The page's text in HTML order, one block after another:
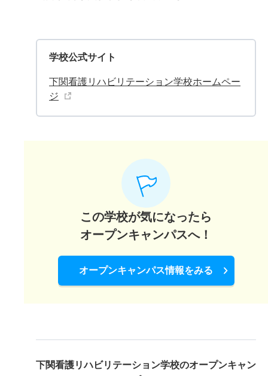
学校公式サイト
下関看護リハビリテーション学校ホームペー
ジ
この学校が気になったら
オープンキャンパスへ！
オープンキャンパス情報をみる
下関看護リハビリテーション学校のオープンキャン